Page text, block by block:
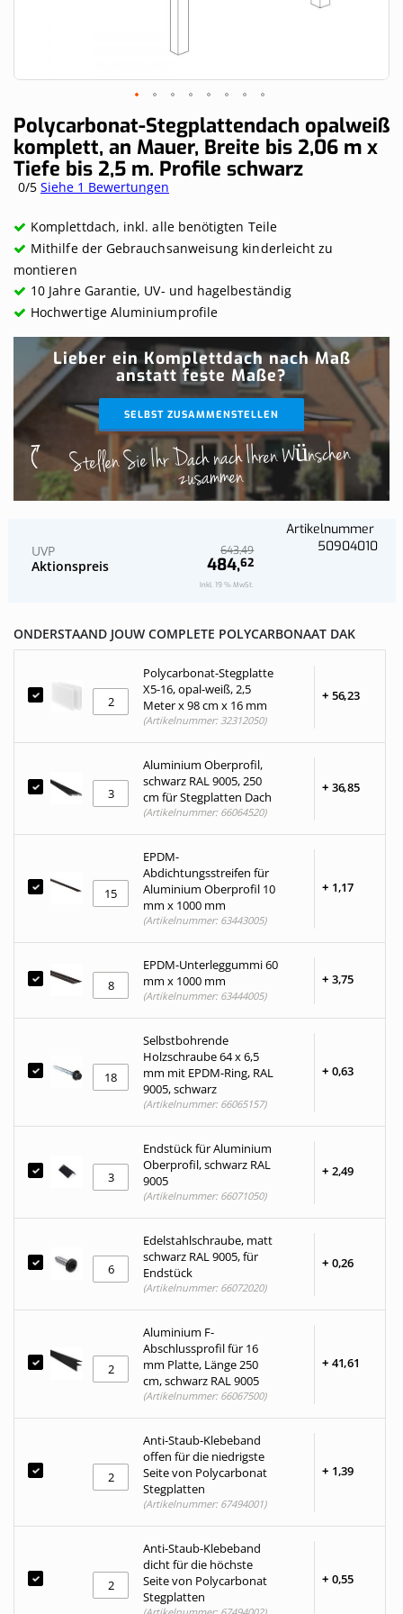
Skip
to
the
beginning
of
gallery
Polycarbonat-Stegplattendach opalweiß
komplett, an Mauer, Breite bis 2,06 m x
Tiefe bis 2,5 m. Profile schwarz
0/5 Siehe 1 Bewertungen
Komplettdach, inkl. alle benötigten Teile
Mithilfe der Gebrauchsanweisung kinderleicht zu
montieren
10 Jahre Garantie, UV- und hagelbeständig
Hochwertige Aluminiumprofile
Lieber ein Komplettdach nach Maß
anstatt feste Maße?
SELBST ZUSAMMENSTELLEN
Stellen Sie Ihr Dach nach Ihren Wünschen
zusammen
Aktionspreis 484,62
UVP 643,49
Inkl. 19 % MwSt.
Artikelnummer
50904010
ONDERSTAAND JOUW COMPLETE POLYCARBONAAT DAK
Polycarbonat-Stegplatte
X5-16, opal-weiß, 2,5
Meter x 98 cm x 16 mm
+ 56,23
(Artikelnummer: 32312050)
Aluminium Oberprofil,
schwarz RAL 9005, 250
cm für Stegplatten Dach
+ 36,85
(Artikelnummer: 66064520)
EPDM-
Abdichtungsstreifen für
Aluminium Oberprofil 10
mm x 1000 mm
+ 1,17
(Artikelnummer: 63443005)
EPDM-Unterleggummi 60
mm x 1000 mm
+ 3,75
(Artikelnummer: 63444005)
Selbstbohrende
Holzschraube 64 x 6,5
mm mit EPDM-Ring, RAL
9005, schwarz
+ 0,63
(Artikelnummer: 66065157)
Endstück für Aluminium
Oberprofil, schwarz RAL
9005
+ 2,49
(Artikelnummer: 66071050)
Edelstahlschraube, matt
schwarz RAL 9005, für
Endstück
+ 0,26
(Artikelnummer: 66072020)
Aluminium F-
Abschlussprofil für 16
mm Platte, Länge 250
cm, schwarz RAL 9005
+ 41,61
(Artikelnummer: 66067500)
Anti-Staub-Klebeband
offen für die niedrigste
Seite von Polycarbonat
Stegplatten
+ 1,39
(Artikelnummer: 67494001)
Anti-Staub-Klebeband
dicht für die höchste
Seite von Polycarbonat
Stegplatten
+ 0,55